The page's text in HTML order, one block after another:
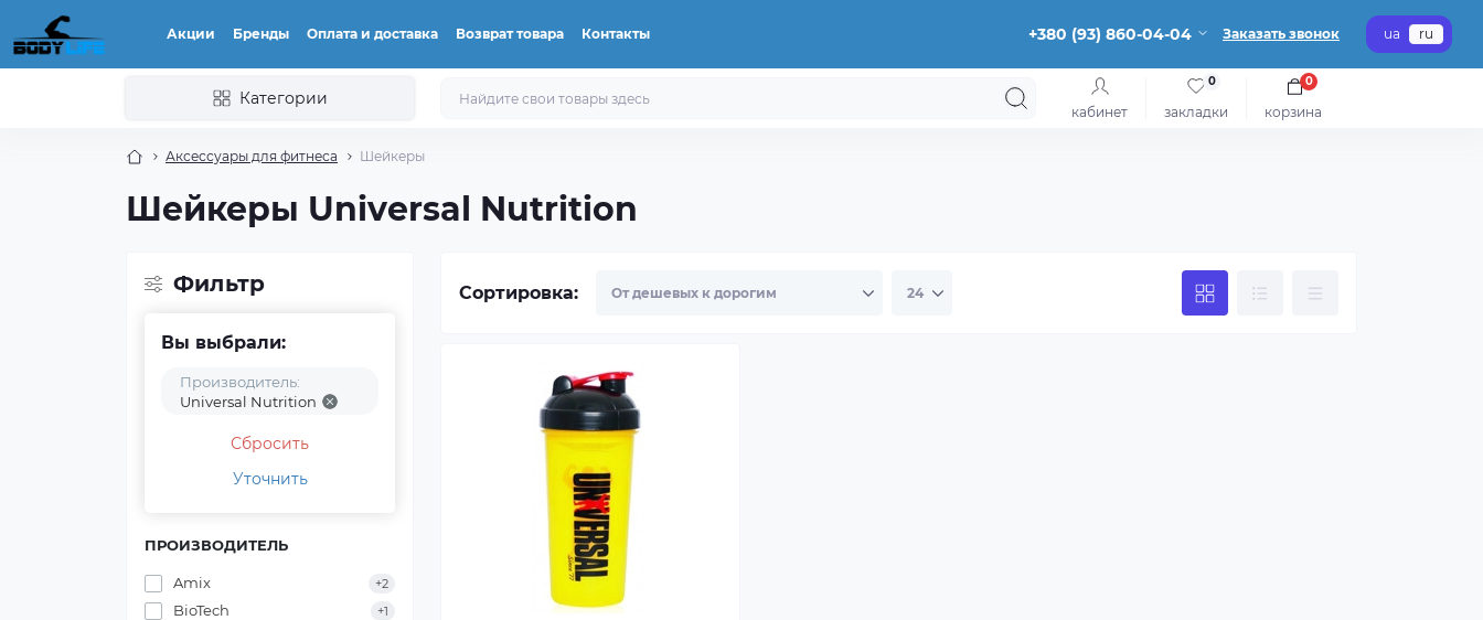
Акции Бренды Оплата и доставка Возврат товара Контакты +380 (93) 860-04-04 Заказать звонок ua ru
Категории
кабинет закладки
0
корзина
0
Аксессуары для фитнеса Шейкеры
Шейкеры Universal Nutrition
Фильтр
Вы выбрали:
Производитель:
Universal Nutrition
Сбросить
Уточнить
ПРОИЗВОДИТЕЛЬ
Amix +2
BioTech +1
Сортировка: